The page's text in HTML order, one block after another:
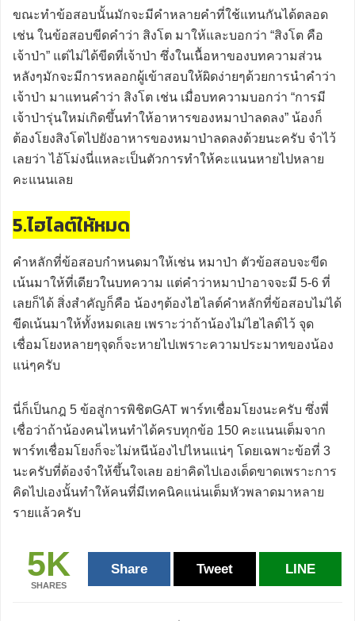
ขณะทำข้อสอบนั้นมักจะมีคำหลายคำที่ใช้แทนกันได้ตลอด
เช่น ในข้อสอบขีดคำว่า สิงโต มาให้และบอกว่า “สิงโต คือ
เจ้าป่า” แต่ไม่ได้ขีดที่เจ้าป่า ซึ่งในเนื้อหาของบทความส่วน
หลังๆมักจะมีการหลอกผู้เข้าสอบให้ผิดง่ายๆด้วยการนำคำว่า
เจ้าป่า มาแทนคำว่า สิงโต เช่น เมื่อบทความบอกว่า “การมี
เจ้าป่ารุ่นใหม่เกิดขึ้นทำให้อาหารของหมาป่าลดลง” น้องก็
ต้องโยงสิงโตไปยังอาหารของหมาป่าลดลงด้วยนะครับ จำไว้
เลยว่า ไอ้โม่งนี่แหละเป็นตัวการทำให้คะแนนหายไปหลาย
คะแนนเลย
5.ไฮไลต์ให้หมด
คำหลักที่ข้อสอบกำหนดมาให้เช่น หมาป่า ตัวข้อสอบจะขีด
เน้นมาให้ที่เดียวในบทความ แต่คำว่าหมาป่าอาจจะมี 5-6 ที่
เลยก็ได้ สิ่งสำคัญก็คือ น้องๆต้องไฮไลต์คำหลักที่ข้อสอบไม่ได้
ขีดเน้นมาให้ทั้งหมดเลย เพราะว่าถ้าน้องไม่ไฮไลต์ไว้ จุด
เชื่อมโยงหลายๆจุดก็จะหายไปเพราะความประมาทของน้อง
แน่ๆครับ
นี่ก็เป็นกฎ 5 ข้อสู่การพิชิตGAT พาร์ทเชื่อมโยงนะครับ ซึ่งพี่
เชื่อว่าถ้าน้องคนไหนทำได้ครบทุกข้อ 150 คะแนนเต็มจาก
พาร์ทเชื่อมโยงก็จะไม่หนีน้องไปไหนแน่ๆ โดยเฉพาะข้อที่ 3
นะครับที่ต้องจำให้ขึ้นใจเลย อย่าคิดไปเองเด็ดขาดเพราะการ
คิดไปเองนั้นทำให้คนที่มีเทคนิคแน่นเต็มหัวพลาดมาหลาย
รายแล้วครับ
5K
SHARES
Share Tweet LINE